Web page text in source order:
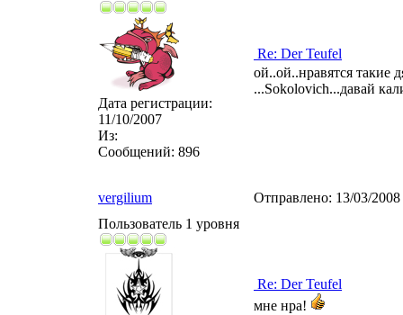
Дата регистрации:
11/10/2007
Из:
Сообщений: 896
Re: Der Teufel
ой..ой..нравятся такие
...Sokolovich...давай
vergilium Отправлено: 13/03/
Пользователь 1 уровня
Re: Der Teufel
мне нра!